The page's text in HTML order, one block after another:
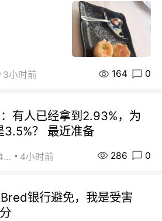
3小时前 164 0
有人已经拿到2.93%，为
3.5%？ 最近准备
街友90454511 4小时前 286 0
银行避免，我是受害